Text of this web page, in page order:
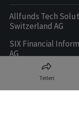
Teilen
Allfunds Tech
Switzerland AG
SIX Financial
AG
Ringier AG |